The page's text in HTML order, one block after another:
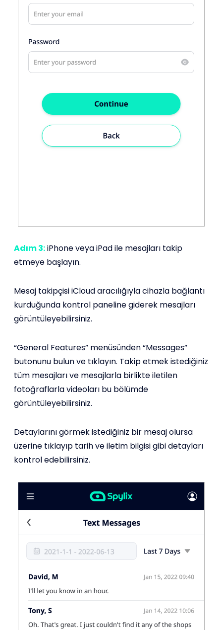
Adım 3:iPhone veya iPad ile mesajları takip
etmeye başlayın.
Mesaj takipçisi iCloud aracılığıyla cihazla bağlantı
kurduğunda kontrol paneline giderek mesajları
görüntüleyebilirsiniz.
“General Features” menüsünden “Messages”
butonunu bulun ve tıklayın. Takip etmek istediğiniz
tüm mesajları ve mesajlarla birlikte iletilen
fotoğraflarla videoları bu bölümde
görüntüleyebilirsiniz.
Detaylarını görmek istediğiniz bir mesaj olursa
üzerine tıklayıp tarih ve iletim bilgisi gibi detayları
kontrol edebilirsiniz.